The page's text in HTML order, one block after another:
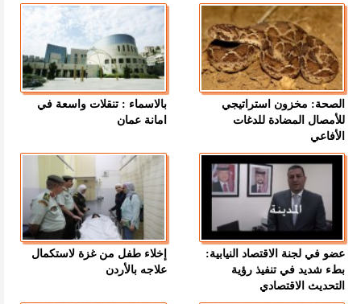
الصحة: مخزون استراتيجي
للأمصال المضادة للدغات
الأفاعي
بالاسماء : تنقلات واسعة في
امانة عمان
عضو في لجنة الاقتصاد النيابية:
بطء شديد في تنفيذ رؤية
التحديث الاقتصادي
إخلاء طفل من غزة لاستكمال
علاجه بالأردن